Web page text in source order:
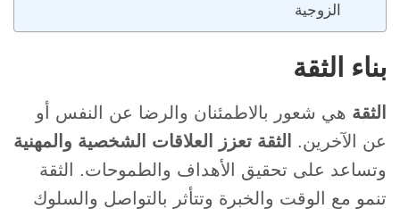
الزوجية
بناء الثقة
الثقة هي شعور بالاطمئنان والرضا عن النفس أو
عن الآخرين. الثقة تعزز العلاقات الشخصية والمهنية
وتساعد على تحقيق الأهداف والطموحات. الثقة
تنمو مع الوقت والخبرة وتتأثر بالتواصل والسلوك